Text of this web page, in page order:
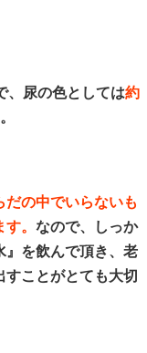
、尿の色としては約
だの中でいらないも
。 なので、しっか
』を飲んで頂き、老
ことがとても大切